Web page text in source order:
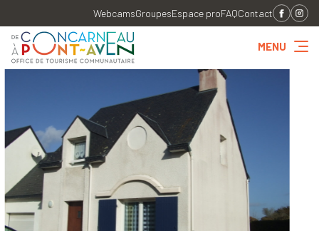
WebcamsGroupesEspace proFAQContact
MENU